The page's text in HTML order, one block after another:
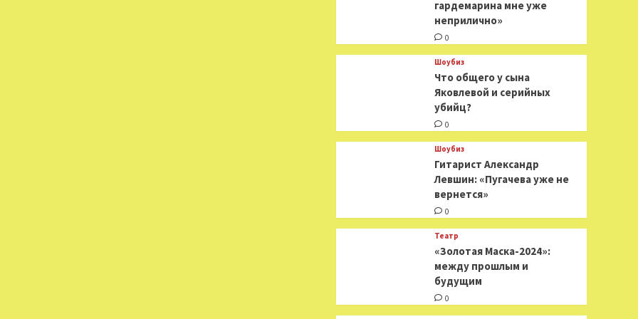
гардемарина мне уже
неприлично»
0
Шоубиз
Что общего у сына
Яковлевой и серийных
убийц?
0
Шоубиз
Гитарист Александр
Левшин: «Пугачева уже не
вернется»
0
Театр
«Золотая Маска-2024»:
между прошлым и
будущим
0